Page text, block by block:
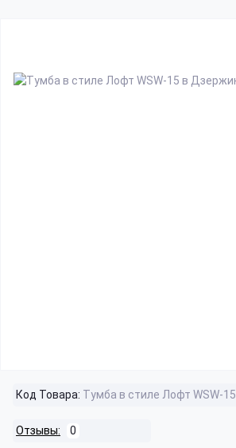
Код Товара: Тумба в стиле Лофт WSW-15
Отзывы: 0